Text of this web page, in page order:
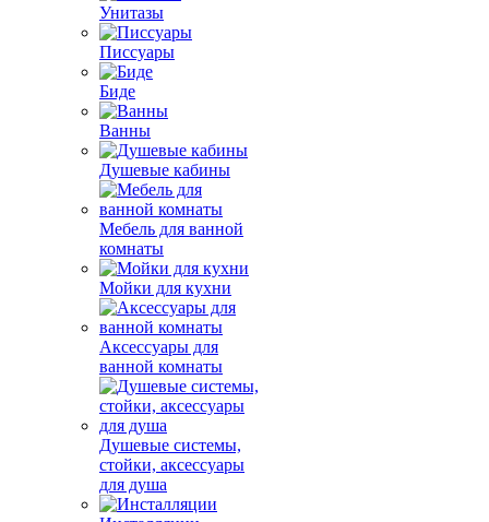
Унитазы
Писсуары
Биде
Ванны
Душевые кабины
Мебель для ванной
комнаты
Мойки для кухни
Аксессуары для
ванной комнаты
Душевые системы,
стойки, аксессуары
для душа